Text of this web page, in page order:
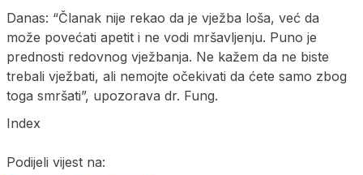
Danas: “Članak nije rekao da je vježba loša, već da
može povećati apetit i ne vodi mršavljenju. Puno je
prednosti redovnog vježbanja. Ne kažem da ne biste
trebali vježbati, ali nemojte očekivati da ćete samo zbog
toga smršati”, upozorava dr. Fung.
Index
Podijeli vijest na: